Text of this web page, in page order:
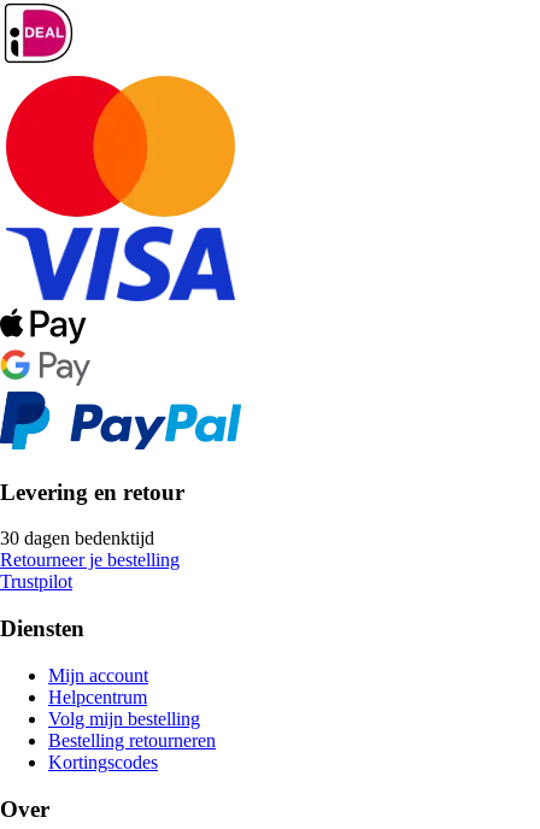
Levering en retour
30 dagen bedenktijd
Retourneer je bestelling
Trustpilot
Diensten
Mijn account
Helpcentrum
Volg mijn bestelling
Bestelling retourneren
Kortingscodes
Over